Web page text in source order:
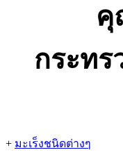
คุณห
กระท
+ มะเร็งชนิดต่างๆ